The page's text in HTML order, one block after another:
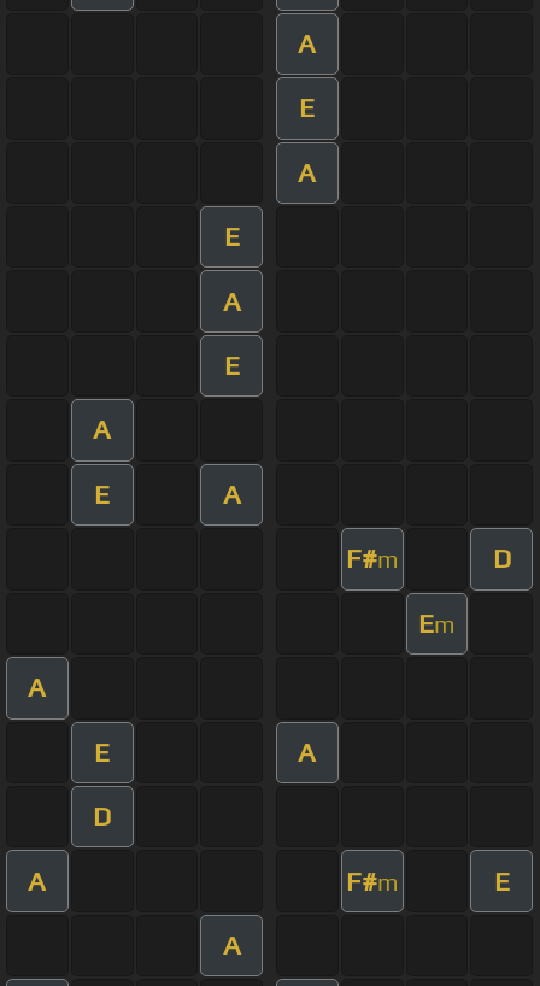
A
E
A
E
A
E
A
E A
F#m D
Em
A
E A
D
A F#m E
A